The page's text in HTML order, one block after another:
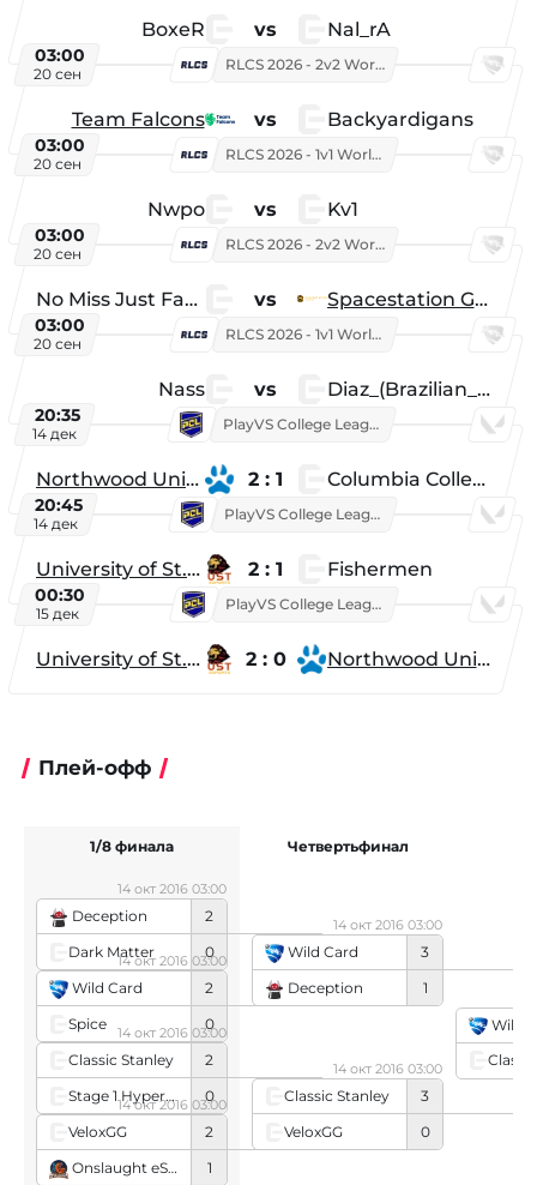
BoxeR vs Nal_rA
03:00
20 сен
RLCS 2026 - 2v2 World Championship
Team Falcons vs Backyardigans
03:00
20 сен
RLCS 2026 - 1v1 World Championship
Nwpo vs Kv1
03:00
20 сен
RLCS 2026 - 2v2 World Championship
No Miss Just Fake vs Spacestation Gaming
03:00
20 сен
RLCS 2026 - 1v1 World Championship
Nass vs Diaz_(Brazilian_Player)
20:35
14 дек
PlayVS College League 2025: Fall
Northwood University 2 : 1 Columbia College
20:45
14 дек
PlayVS College League 2025: Fall
University of St. Thomas 2 : 1 Fishermen
00:30
15 дек
PlayVS College League 2025: Fall
University of St. Thomas 2 : 0 Northwood University
Плей-офф
Deception
2
Dark Matter
0
14 окт 2016 03:00
Wild Card
2
Spice
0
14 окт 2016 03:00
Classic Stanley
2
Stage 1 Hypertension
0
14 окт 2016 03:00
VeloxGG
2
Onslaught eSports
1
14 окт 2016 03:00
1/8 финала
Wild Card
3
Deception
1
14 окт 2016 03:00
Classic Stanley
3
VeloxGG
0
14 окт 2016 03:00
Четвертьфинал
Wild